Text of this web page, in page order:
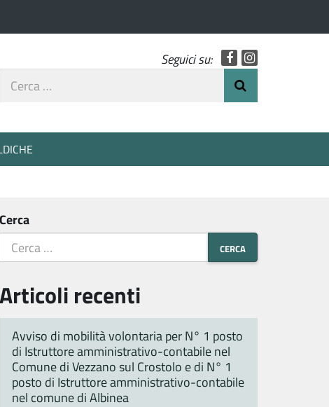
Seguici su: Facebook
Cerca
Cerca
Articoli recenti
Avviso di mobilità volontaria per N° 1 posto
di Istruttore amministrativo-contabile nel
Comune di Vezzano sul Crostolo e di N° 1
posto di Istruttore amministrativo-contabile
nel comune di Albinea